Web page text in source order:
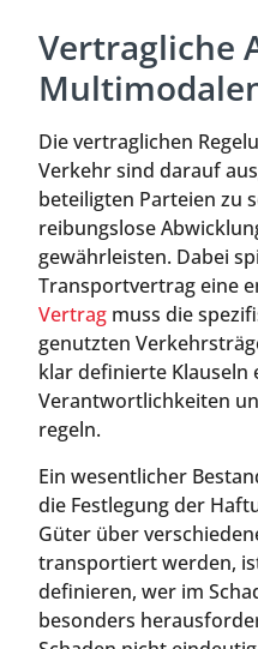
Vertragliche
Die vertraglichen
Verkehr sind darauf
beteiligten Parteien zu
reibungslose
gewährleisten. Dabei
Transportvertrag eine
Vertrag muss die
genutzten
klar definierte Klauseln
Verantwortlichkeiten
regeln.
Ein wesentlicher
die Festlegung der
Güter über
transportiert werden,
definieren, wer im
besonders